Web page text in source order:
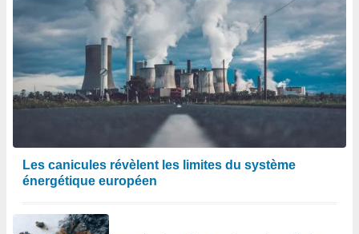
Les canicules révèlent les limites du système
énergétique européen